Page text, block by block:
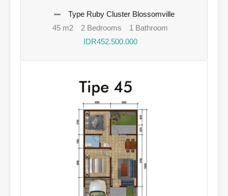
Type Ruby Cluster Blossomville
45 m2
2 Bedrooms
1 Bathroom
IDR452.500.000